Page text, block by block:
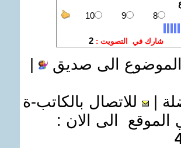
الى صديق
للاتصال بالكاتب-ة
الى الان :